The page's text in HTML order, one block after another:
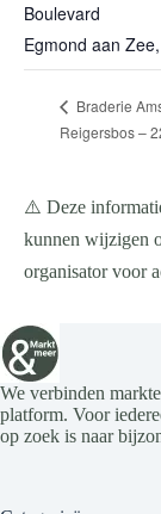
Boulevard
Egmond aan Zee,
Braderie
Reigersbos –
⚠️ Deze
kunnen wijzigen
organisator voor
We verbinden
platform. Voor
op zoek is naar